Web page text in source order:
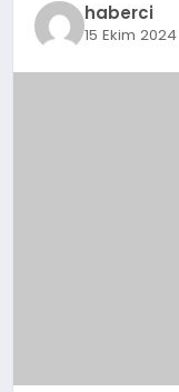
EĞITIM
haberci
15 Ekim 2024